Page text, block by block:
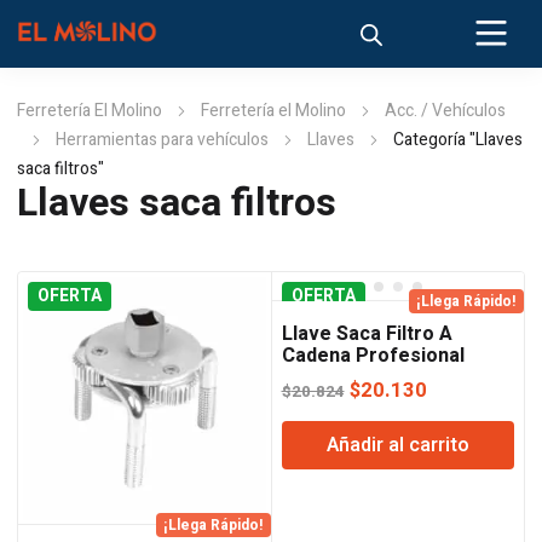
Ferretería El Molino Ferretería el Molino
Acc. / Vehículos
Herramientas para vehículos
Llaves
Categoría "Llaves
saca filtros"
Llaves saca filtros
OFERTA
¡Llega Rápido!
OFERTA ¡Llega Rápido!
Llave Saca Filtro A
Cadena Profesional
Bremen
$20.824 El
precio
original
era:
$20.130El
precio
actual
es:
Añadir al carrito